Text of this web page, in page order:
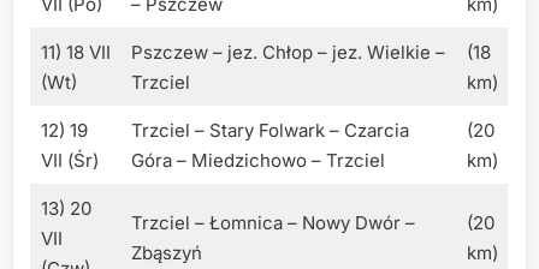
11) 18 VII
(Wt)
Pszczew – jez. Chłop – jez. Wielkie –
Trzciel
(18
km)
12) 19
VII (Śr)
Trzciel – Stary Folwark – Czarcia
Góra – Miedzichowo – Trzciel
(20
km)
13) 20
VII
Trzciel – Łomnica – Nowy Dwór –
Zbąszyń
(20
km)